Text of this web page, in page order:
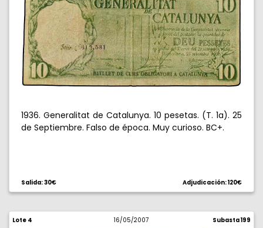
1936. Generalitat de Catalunya. 10 pesetas. (T. 1a). 25
de Septiembre. Falso de época. Muy curioso. BC+.
Salida: 30€ Adjudicación: 120€
Lote 4 16/05/2007 Subasta 199